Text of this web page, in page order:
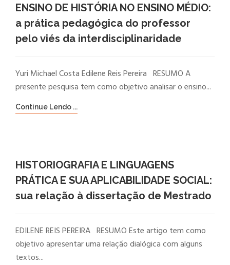
ENSINO DE HISTÓRIA NO ENSINO MÉDIO:
a prática pedagógica do professor
pelo viés da interdisciplinaridade
Yuri Michael Costa Edilene Reis Pereira RESUMO A
presente pesquisa tem como objetivo analisar o ensino...
Continue Lendo ...
HISTORIOGRAFIA E LINGUAGENS
PRÁTICA E SUA APLICABILIDADE SOCIAL:
sua relação à dissertação de Mestrado
EDILENE REIS PEREIRA RESUMO Este artigo tem como
objetivo apresentar uma relação dialógica com alguns
textos...